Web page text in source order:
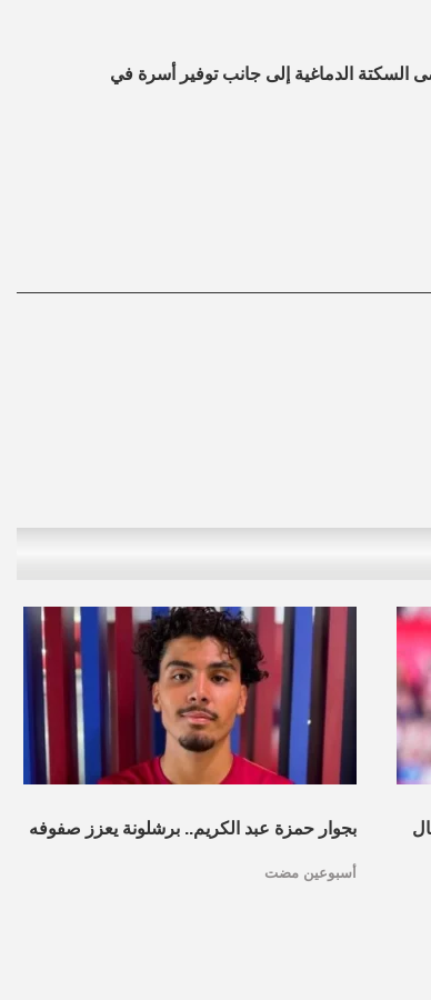
السكتة الدماغية إلى جانب توفير أسرة في
بجوار حمزة عبد الكريم.. برشلونة يعزز صفوفه
أسبوعين مضت